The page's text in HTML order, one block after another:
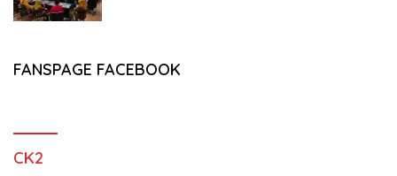
FANSPAGE FACEBOOK
CK2